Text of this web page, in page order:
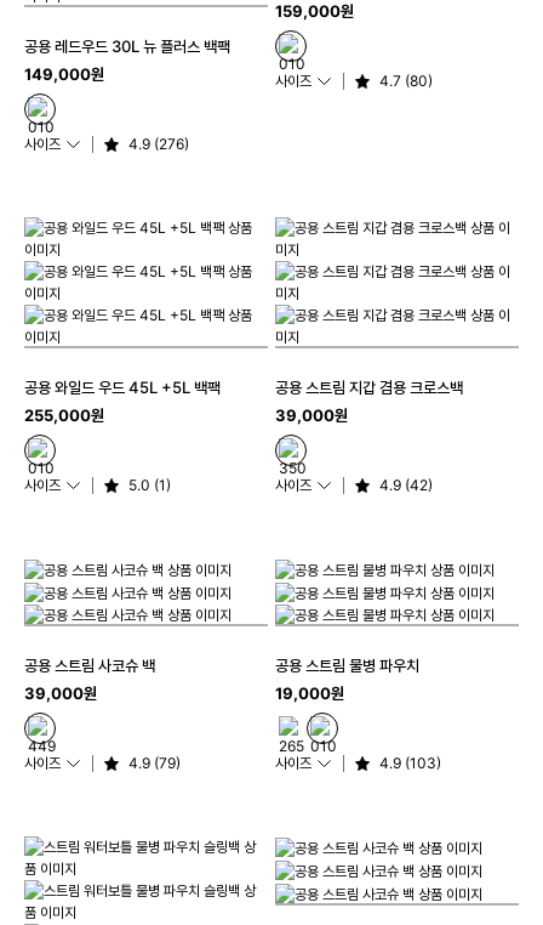
공용 레드우드 30L 뉴 플러스 백팩
149,000원
사이즈 4.9 (276)
159,000원
사이즈 4.7 (80)
공용 와일드 우드 45L +5L 백팩
255,000원
사이즈 5.0 (1)
공용 스트림 지갑 겸용 크로스백
39,000원
사이즈 4.9 (42)
공용 스트림 사코슈 백
39,000원
사이즈 4.9 (79)
공용 스트림 물병 파우치
19,000원
사이즈 4.9 (103)